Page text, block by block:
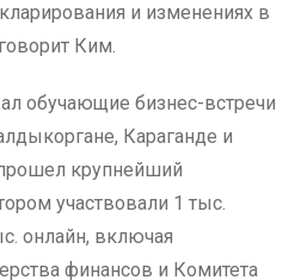
и изменениях в
Ким.
обучающие бизнес-встречи
Караганде и
прошел крупнейший
участвовали 1 тыс.
онлайн, включая
финансов и Комитета